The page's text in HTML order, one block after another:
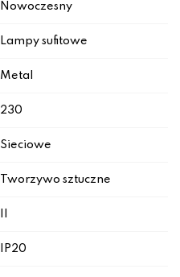
Nowoczesny
Lampy sufitowe
Metal
230
Sieciowe
Tworzywo sztuczne
IP20